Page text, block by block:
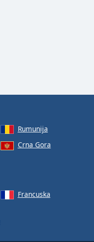
Rumunija
Crna Gora
Francuska